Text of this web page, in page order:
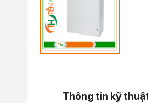
Thông tin kỹ